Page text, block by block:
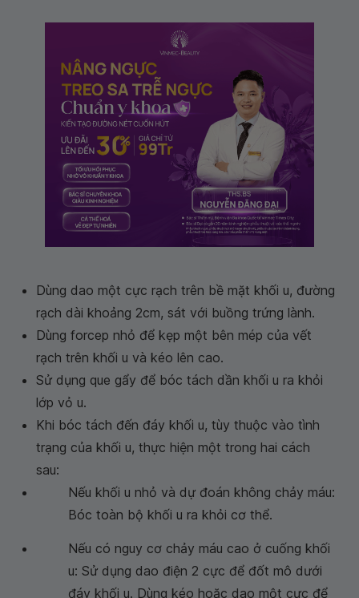
Dùng dao một cực rạch trên bề mặt khối u, đường
rạch dài khoảng 2cm, sát với buồng trứng lành.
Dùng forcep nhỏ để kẹp một bên mép của vết
rạch trên khối u và kéo lên cao.
Sử dụng que gẩy để bóc tách dần khối u ra khỏi
lớp vỏ u.
Khi bóc tách đến đáy khối u, tùy thuộc vào tình
trạng của khối u, thực hiện một trong hai cách
sau:
Nếu khối u nhỏ và dự đoán không chảy máu:
Bóc toàn bộ khối u ra khỏi cơ thể.
Nếu có nguy cơ chảy máu cao ở cuống khối
u: Sử dụng dao điện 2 cực để đốt mô dưới
đáy khối u. Dùng kéo hoặc dao một cực để